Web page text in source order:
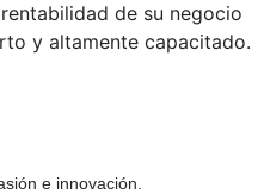
de su negocio
y altamente capacitado.
e innovación.